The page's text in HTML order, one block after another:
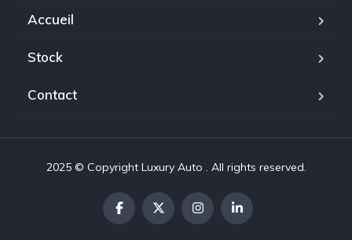
Accueil
Stock
Contact
2025 © Copyright Luxury Auto . All rights reserved.